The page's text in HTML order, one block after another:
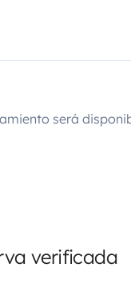
será
verificada